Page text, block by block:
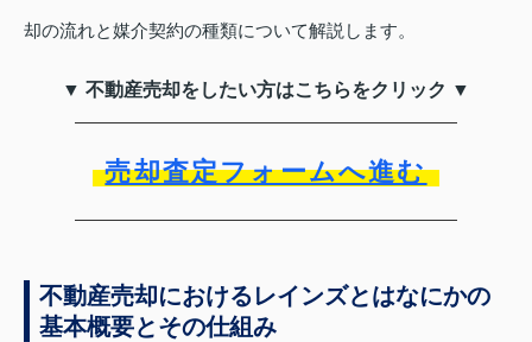
却の流れと媒介契約の種類について解説します。
▼ 不動産売却をしたい方はこちらをクリック ▼
売却査定フォームへ進む
不動産売却におけるレインズとはなにかの
基本概要とその仕組み